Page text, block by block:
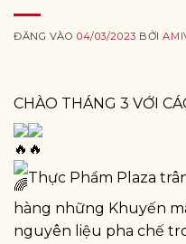
ĐĂNG VÀO04/03/2023 BỞI
CHÀO THÁNG 3 VỚI
Thực Phẩm Plaza
hàng những Khuyến
nguyên liệu pha chế